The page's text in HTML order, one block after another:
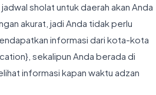
sholat untuk daerah akan Anda
akurat, jadi Anda tidak perlu
informasi dari kota-kota
sekalipun Anda berada di
informasi kapan waktu adzan